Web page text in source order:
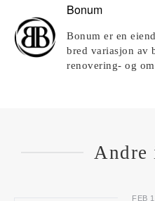
Bonum
Bonum er en
bred variasjon av
renovering- og
Andre
FEB